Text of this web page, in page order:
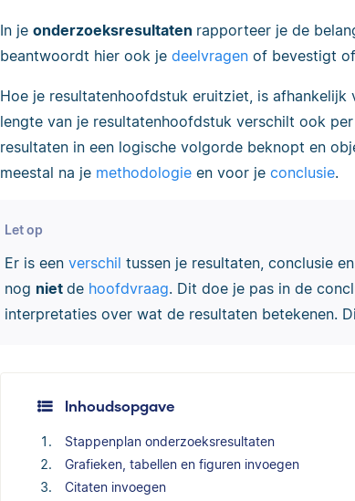
In je onderzoeksresultaten rapporteer je de
beantwoordt hier ook je deelvragen of bevestigt
Hoe je resultatenhoofdstuk eruitziet, is afhankelijk
lengte van je resultatenhoofdstuk verschilt ook
resultaten in een logische volgorde beknopt en
meestal na je methodologie en voor je conclusie.
Let op
Er is een verschil tussen je resultaten, conclusie en
nog niet de hoofdvraag. Dit doe je pas in de
interpretaties over wat de resultaten betekenen.
Inhoudsopgave
Stappenplan onderzoeksresultaten
Grafieken, tabellen en figuren invoegen
Citaten invoegen